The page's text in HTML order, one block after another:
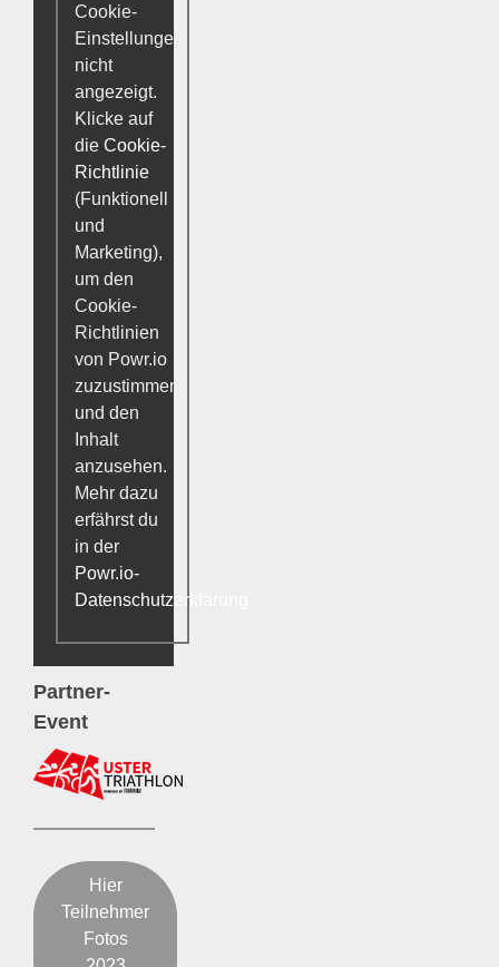
Cookie-
Einstellungen
nicht
angezeigt.
Klicke auf
die Cookie-
Richtlinie
(Funktionell
und
Marketing),
um den
Cookie-
Richtlinien
von Powr.io
zuzustimmen
und den
Inhalt
anzusehen.
Mehr dazu
erfährst du
in der
Powr.io-
Datenschutzerklärung
Partner-
Event
Hier
Teilnehmer
Fotos